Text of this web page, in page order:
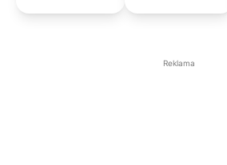
Reklama